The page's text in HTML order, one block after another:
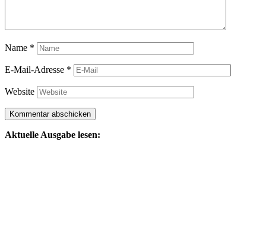
Name *
E-Mail-Adresse *
Website
Aktuelle Ausgabe lesen: